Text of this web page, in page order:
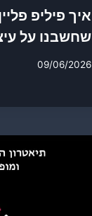
איך פיליפ
שחשבנו על
09/06/2026